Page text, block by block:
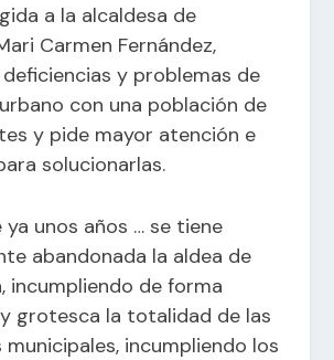
a la alcaldesa de
Carmen Fernández,
y problemas de
con una población de
y pide mayor atención e
solucionarlas.
ya unos años … se tiene
abandonada la aldea de
incumpliendo de forma
grotesca la totalidad de las
incumpliendo los